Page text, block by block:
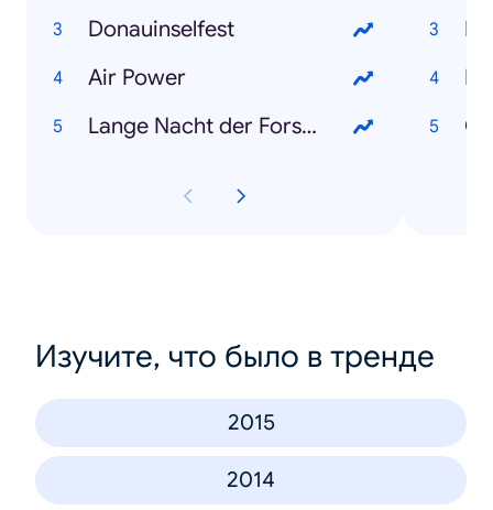
Donauinselfest
Air Power
Lange Nacht der Forschung
Изучите, что было в тренде
2015
2014